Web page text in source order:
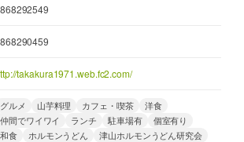
takakura1971.web.fc2.com/
グルメ 山芋料理 カフェ・喫茶
洋食
仲間でワイワイ
ランチ 駐車場有
個室有り
和食
ホルモンうどん
津山ホルモンうどん研究会